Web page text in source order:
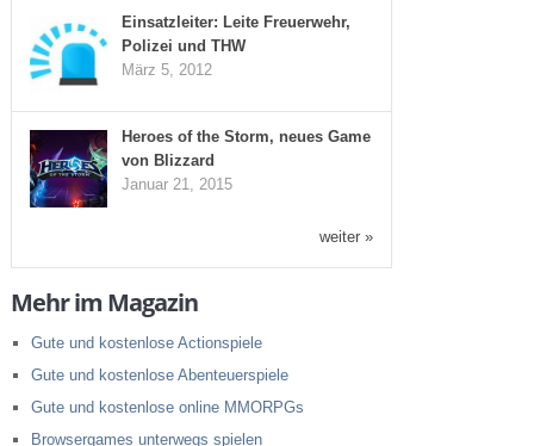
Einsatzleiter: Leite Freuerwehr,
Polizei und THW
März 5, 2012
Heroes of the Storm, neues Game
von Blizzard
Januar 21, 2015
weiter »
Mehr im Magazin
Gute und kostenlose Actionspiele
Gute und kostenlose Abenteuerspiele
Gute und kostenlose online MMORPGs
Browsergames unterwegs spielen